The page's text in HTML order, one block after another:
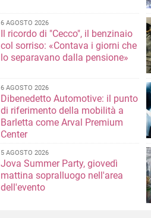
6 AGOSTO 2026
Il ricordo di "Cecco", il benzinaio
col sorriso: «Contava i giorni che
lo separavano dalla pensione»
6 AGOSTO 2026
Dibenedetto Automotive: il punto
di riferimento della mobilità a
Barletta come Arval Premium
Center
5 AGOSTO 2026
Jova Summer Party, giovedì
mattina sopralluogo nell'area
dell'evento